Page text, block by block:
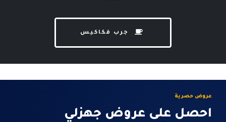
جرب فكاكيس
عروض حصرية
احصل على عروض جهزلي